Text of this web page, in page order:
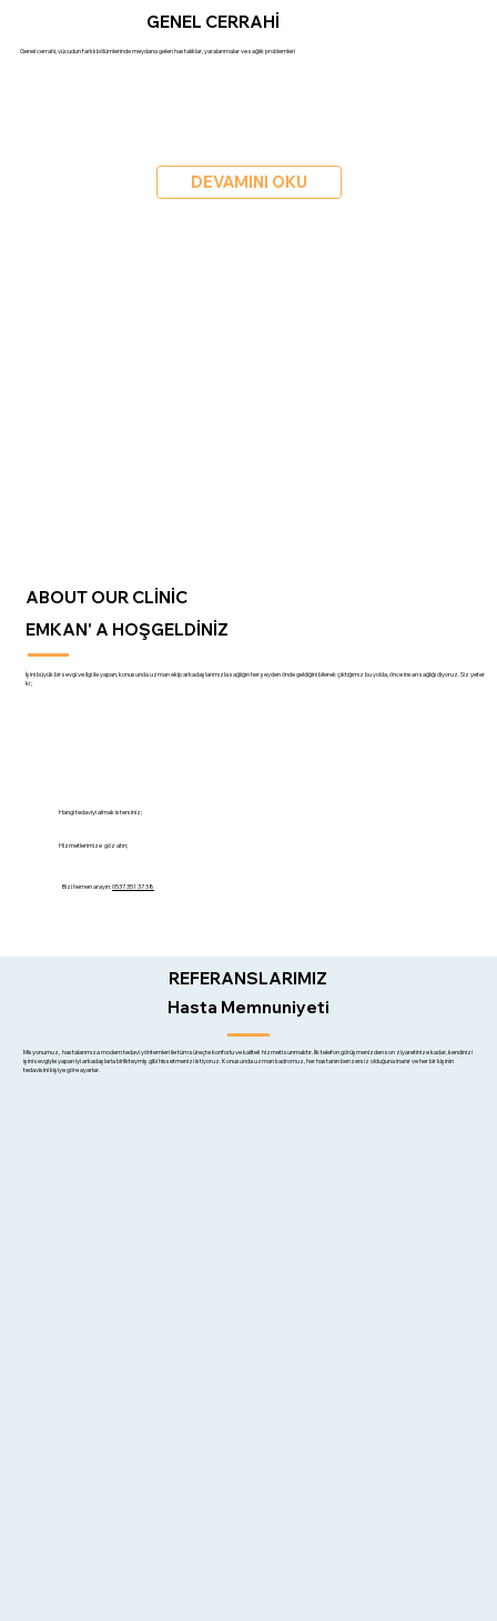
GENEL CERRAHİ
Genel cerrahi, vücudun farklı bölümlerinde meydana gelen hastalıklar, yaralanmalar ve sağlık problemleri
DEVAMINI OKU
Hasta Memnuniyeti
REFERANSLARIMIZ
Misyonumuz, hastalarımıza modern tedavi yöntemleri ile tüm süreçte konforlu ve kaliteli hizmeti sunmaktır. İlk telefon görüşmenizden son ziyaretinize kadar, kendinizi
işini sevgiyle yapan iyi arkadaşlarla birlikteymiş gibi hissetmenizi istiyoruz. Konusunda uzman kadromuz, her hastanın benzersiz olduğuna inanır ve her bir kişinin
tedavisini kişiye göre ayarlar.
İşini büyük bir sevgi ve ilgi ile yapan, konusunda uzman ekip arkadaşlarımızla sağlığın her şeyden önde geldiğini bilerek çıktığımız bu yolda, önce insan sağlığı diyoruz. Siz yeter
ki ;
EMKAN' A HOŞGELDİNİZ
ABOUT OUR CLİNİC
Bizi hemen arayın:0537 351 37 38
Hizmetlerimize göz atın;
Hangi tedaviyi almak istersiniz;